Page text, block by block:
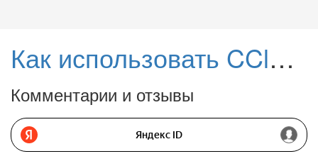
Как использовать CCleaner с обновлениями в России
Комментарии и отзывы